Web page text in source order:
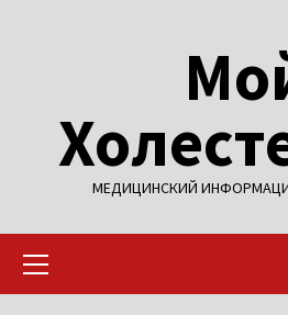
МЕДИЦИНСКИЙ
меню